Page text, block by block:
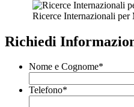
Ricerce Internazionali
Richiedi
Nome e Cognome*
Telefono*